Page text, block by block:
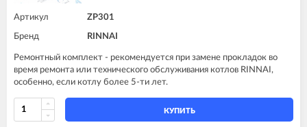
Артикул ZP301
Бренд RINNAI
Ремонтный комплект - рекомендуется при замене прокладок во
время ремонта или технического обслуживания котлов RINNAI,
особенно, если котлу более 5-ти лет.
КУПИТЬ